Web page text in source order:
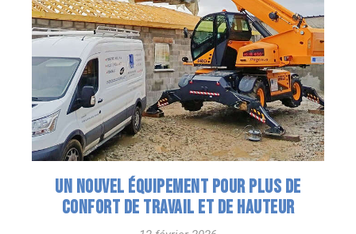
UN NOUVEL ÉQUIPEMENT POUR PLUS DE
CONFORT DE TRAVAIL ET DE HAUTEUR